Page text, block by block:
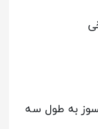
به طول سه